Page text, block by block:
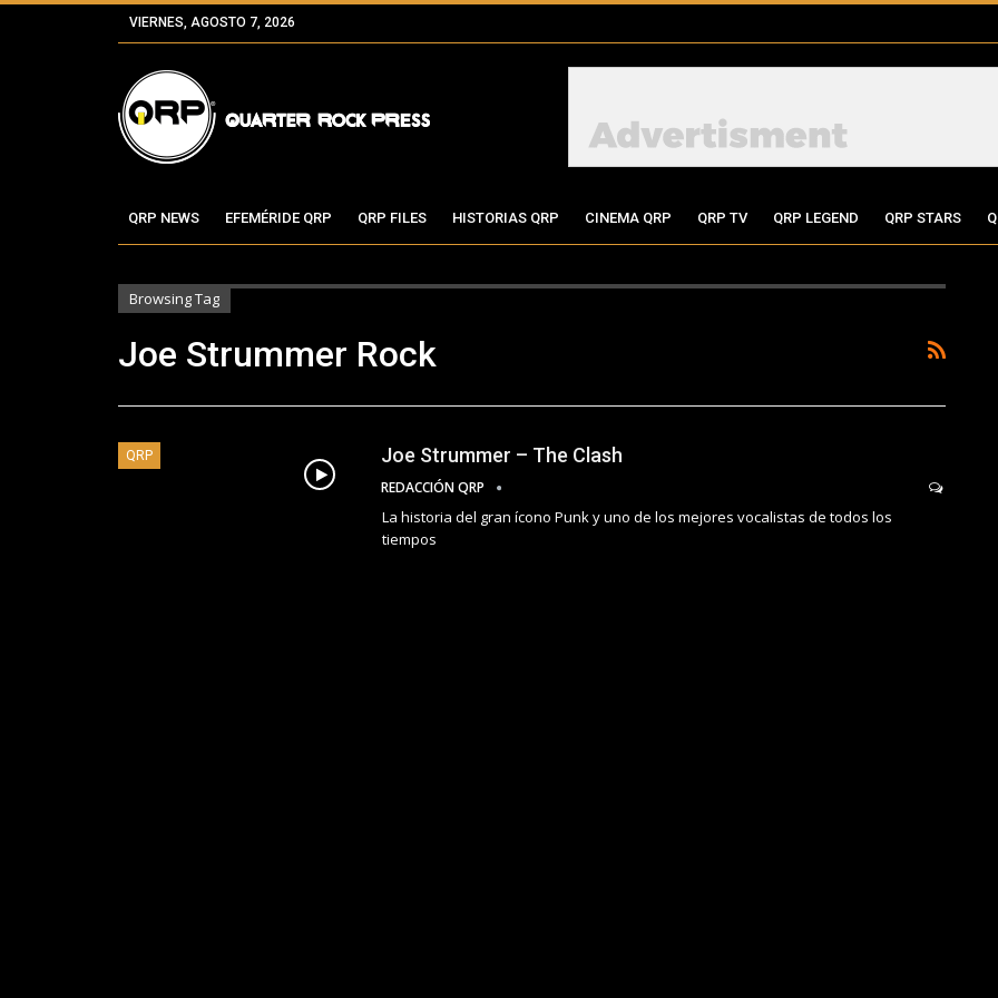
VIERNES, AGOSTO 7, 2026
QRP NEWS EFEMÉRIDE QRP QRP FILES HISTORIAS QRP CINEMA QRP QRP TV QRP LEGEND QRP STARS
Browsing Tag
Joe Strummer Rock
QRP Joe Strummer – The Clash
REDACCIÓN QRP
La historia del gran ícono Punk y uno de los mejores vocalistas de todos los
tiempos